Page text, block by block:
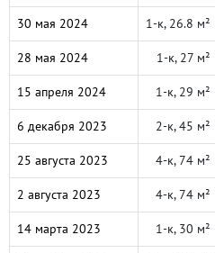
30 мая 2024 1-к, 26.8 м²
28 мая 2024 1-к, 27 м²
15 апреля 2024 1-к, 29 м²
6 декабря 2023 2-к, 45 м²
25 августа 2023 4-к, 74 м²
2 августа 2023 4-к, 74 м²
14 марта 2023 1-к, 30 м²